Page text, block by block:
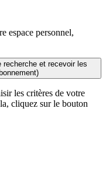
espace personnel,
et recevoir les
les critères de votre
cliquez sur le bouton